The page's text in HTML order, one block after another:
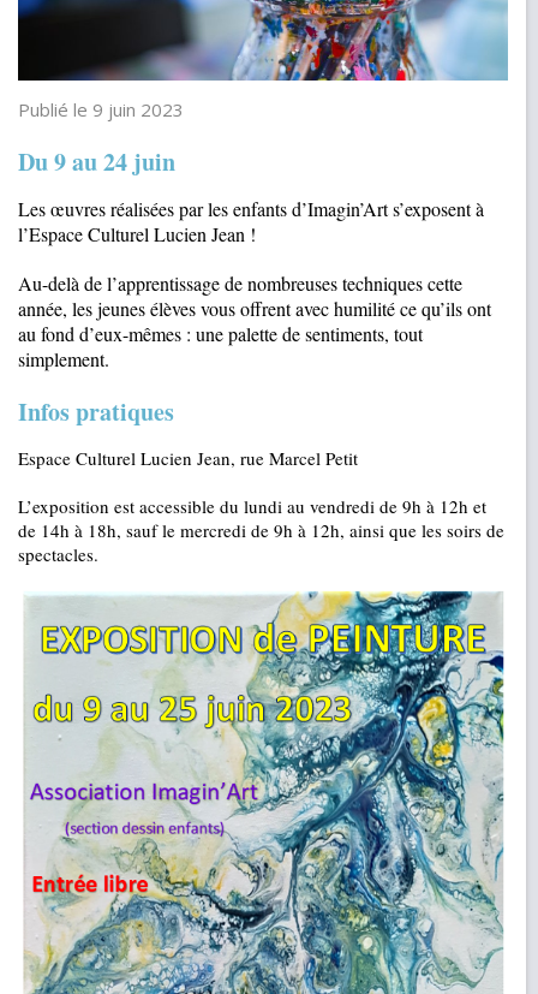
Publié le 9 juin 2023
Du 9 au 24 juin
Les œuvres réalisées par les enfants d’Imagin’Art s’exposent à
l’Espace Culturel Lucien Jean !
Au-delà de l’apprentissage de nombreuses techniques cette
année, les jeunes élèves vous offrent avec humilité ce qu’ils ont
au fond d’eux-mêmes : une palette de sentiments, tout
simplement.
Infos pratiques
Espace Culturel Lucien Jean, rue Marcel Petit
L’exposition est accessible du lundi au vendredi de 9h à 12h et
de 14h à 18h, sauf le mercredi de 9h à 12h, ainsi que les soirs de
spectacles.